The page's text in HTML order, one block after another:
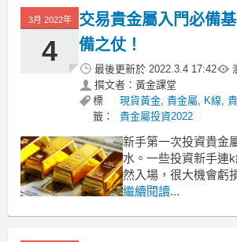
排名！
1、2022年貴金屬平臺
哪個貴金屬交易平臺
3月 2022年
4
交易貴金屬入門必備
備之仗！
最後更新於 2022.3.4 17:42
撰文者：黃金課堂
標
籤：
現貨黃金,貴金屬, K線,
貴金屬投資2022
新手第一次投資貴金
水。一些投資新手連
然入場，很大機會虧
不必要的損失，獲得
繼續閱讀...